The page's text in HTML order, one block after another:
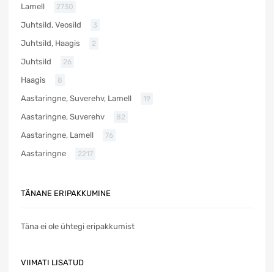
Lamell 2730
Juhtsild, Veosild 3
Juhtsild, Haagis 2
Juhtsild 26
Haagis 8
Aastaringne, Suverehv, Lamell 19
Aastaringne, Suverehv 82
Aastaringne, Lamell 76
Aastaringne 2217
TÄNANE ERIPAKKUMINE
Täna ei ole ühtegi eripakkumist
VIIMATI LISATUD